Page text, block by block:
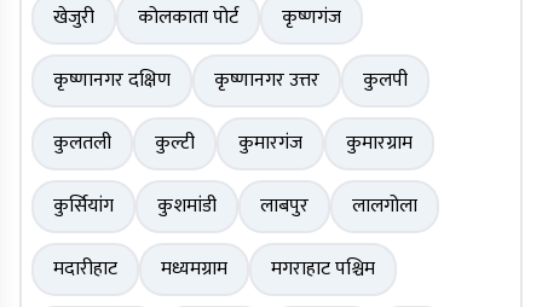
खेजुरी
कोलकाता पोर्ट
कृष्णगंज
कृष्णानगर दक्षिण
कृष्णानगर उत्तर
कुलपी
कुलतली
कुल्टी कुमारगंज
कुमारग्राम
कुर्सियांग
कुशमांडी लाबपुर
लालगोला
मदारीहाट
मध्यमग्राम
मगराहाट पश्चिम